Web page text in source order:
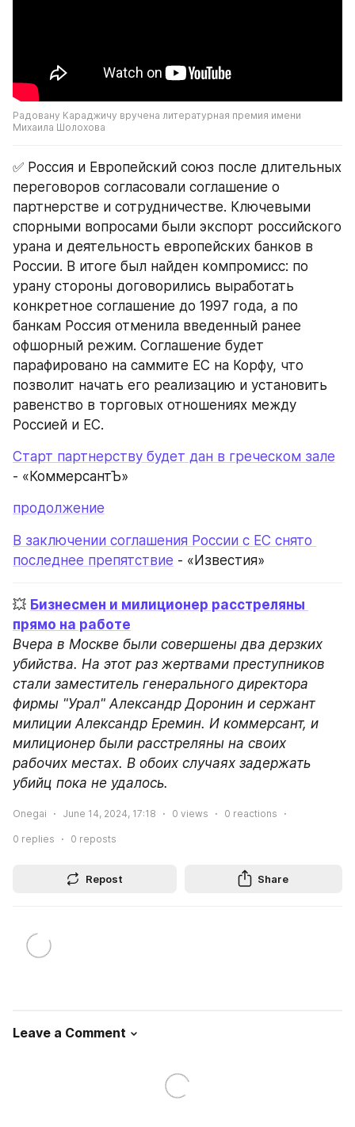
Радовану Караджичу вручена литературная премия имени
Михаила Шолохова
✅ Россия и Европейский союз после длительных
переговоров согласовали соглашение о
партнерстве и сотрудничестве. Ключевыми
спорными вопросами были экспорт российского
урана и деятельность европейских банков в
России. В итоге был найден компромисс: по
урану стороны договорились выработать
конкретное соглашение до 1997 года, а по
банкам Россия отменила введенный ранее
офшорный режим. Соглашение будет
парафировано на саммите ЕС на Корфу, что
позволит начать его реализацию и установить
равенство в торговых отношениях между
Россией и ЕС.
Старт партнерству будет дан в греческом зале
- «КоммерсантЪ»
продолжение
В заключении соглашения России с ЕС снято
последнее препятствие - «Известия»
💥 Бизнесмен и милиционер расстреляны
прямо на работе
Вчера в Москве были совершены два дерзких
убийства. На этот раз жертвами преступников
стали заместитель генерального директора
фирмы "Урал" Александр Доронин и сержант
милиции Александр Еремин. И коммерсант, и
милиционер были расстреляны на своих
рабочих местах. В обоих случаях задержать
убийц пока не удалось.
Onegai June 14, 2024, 17:18 0 views 0 reactions
0 replies 0 reposts
Repost Share
Leave a Comment